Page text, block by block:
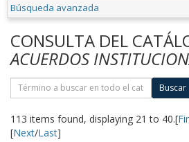
Búsqueda avanzada
CONSULTA DEL
ACUERDOS
Buscar
113 items found, displaying 21 to 40.[
[Next/Last]